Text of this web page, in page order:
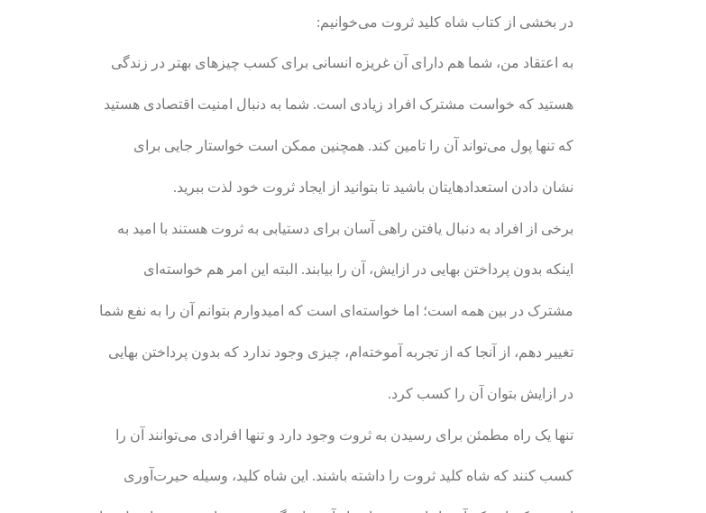
در بخشی از کتاب شاه کلید ثروت می‌خوانیم:
به اعتقاد من، شما هم دارای آن غریزه انسانی برای کسب چیزهای بهتر در زندگی
هستید که خواست مشترک افراد زیادی است. شما به دنبال امنیت اقتصادی هستید
که تنها پول می‌تواند آن را تامین کند. همچنین ممکن است خواستار جایی برای
نشان دادن استعدادهایتان باشید تا بتوانید از ایجاد ثروت خود لذت ببرید.
برخی از افراد به دنبال یافتن راهی آسان برای دستیابی به ثروت هستند با امید به
اینکه بدون پرداختن بهایی در ازایش، آن را بیابند. البته این امر هم خواسته‌ای
مشترک در بین همه است؛ اما خواسته‌ای است که امیدوارم بتوانم آن را به نفع شما
تغییر دهم، از آنجا که از تجربه آموخته‌ام، چیزی وجود ندارد که بدون پرداختن بهایی
در ازایش بتوان آن را کسب کرد.
تنها یک راه مطمئن برای رسیدن به ثروت وجود دارد و تنها افرادی می‌توانند آن را
کسب کنند که شاه‌ کلید ثروت را داشته باشند. این شاه‌ کلید، وسیله حیرت‌آوری